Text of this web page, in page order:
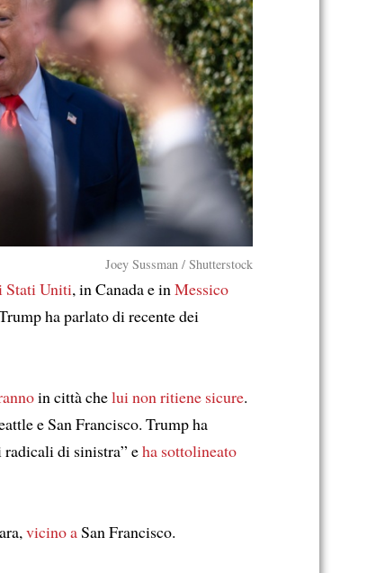
Joey Sussman / Shutterstock
Stati Uniti, in Canada e in Messico
ha parlato di recente dei
in città chelui non ritiene sicure.
e San Francisco. Trump ha
radicali di sinistra” eha sottolineato
vicino aSan Francisco.